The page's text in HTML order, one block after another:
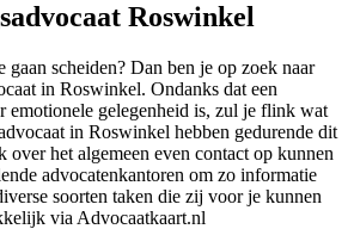
Roswinkel
gaan scheiden? Dan ben je op zoek naar
in Roswinkel. Ondanks dat een
emotionele gelegenheid is, zul je flink wat
in Roswinkel hebben gedurende dit
over het algemeen even contact op kunnen
advocatenkantoren om zo informatie
soorten taken die zij voor je kunnen
via Advocaatkaart.nl